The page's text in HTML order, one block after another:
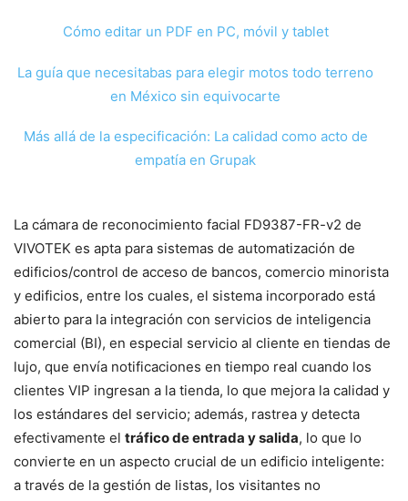
Cómo editar un PDF en PC, móvil y tablet
La guía que necesitabas para elegir motos todo terreno
en México sin equivocarte
Más allá de la especificación: La calidad como acto de
empatía en Grupak
La cámara de reconocimiento facial FD9387-FR-v2 de
VIVOTEK es apta para sistemas de automatización de
edificios/control de acceso de bancos, comercio minorista
y edificios, entre los cuales, el sistema incorporado está
abierto para la integración con servicios de inteligencia
comercial (BI), en especial servicio al cliente en tiendas de
lujo, que envía notificaciones en tiempo real cuando los
clientes VIP ingresan a la tienda, lo que mejora la calidad y
los estándares del servicio; además, rastrea y detecta
efectivamente el tráfico de entrada y salida, lo que lo
convierte en un aspecto crucial de un edificio inteligente:
a través de la gestión de listas, los visitantes no